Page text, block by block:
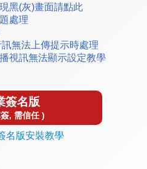
黑(灰)畫面請點此
處理
無法上傳提示時處理
視訊無法顯示設定教學
簽名版
, 需信任 )
名版安裝教學